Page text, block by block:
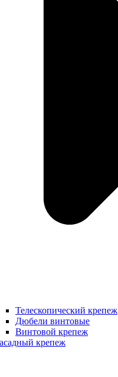
Телескопический крепеж
Дюбели винтовые
Винтовой крепеж
крепеж